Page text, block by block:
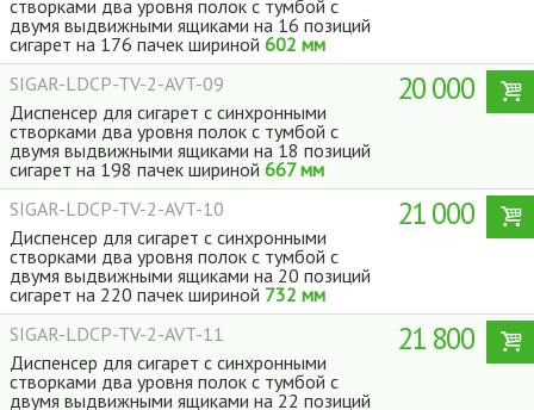
створками два уровня полок с тумбой с
двумя выдвижными ящиками на 16 позиций
сигарет на 176 пачек шириной 602 мм
SIGAR-LDCP-TV-2-AVT-09
Диспенсер для сигарет с синхронными
створками два уровня полок с тумбой с
двумя выдвижными ящиками на 18 позиций
сигарет на 198 пачек шириной 667 мм
20 000
SIGAR-LDCP-TV-2-AVT-10
Диспенсер для сигарет с синхронными
створками два уровня полок с тумбой с
двумя выдвижными ящиками на 20 позиций
сигарет на 220 пачек шириной 732 мм
21 000
SIGAR-LDCP-TV-2-AVT-11
Диспенсер для сигарет с синхронными
створками два уровня полок с тумбой с
двумя выдвижными ящиками на 22 позиций
21 800